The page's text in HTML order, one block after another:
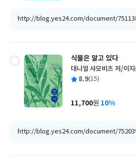
http://blog.yes24.com/document/
식물은 알고 있다
글
쓴
대니얼 샤모비츠 저/이
민 감수
출
사
평 8.9(15)
가
11,700원 10%
http://blog.yes24.com/document/